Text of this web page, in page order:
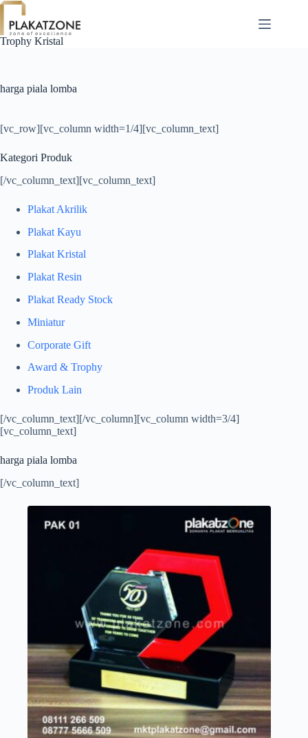
Skip
content
Trophy Kristal
harga piala lomba
[vc_row][vc_column width=1/4][vc_column_text]
Kategori Produk
[/vc_column_text][vc_column_text]
Plakat Akrilik
Plakat Kayu
Plakat Kristal
Plakat Resin
Plakat Ready Stock
Miniatur
Corporate Gift
Award & Trophy
Produk Lain
[/vc_column_text][/vc_column][vc_column width=3/4]
[vc_column_text]
harga piala lomba
[/vc_column_text]